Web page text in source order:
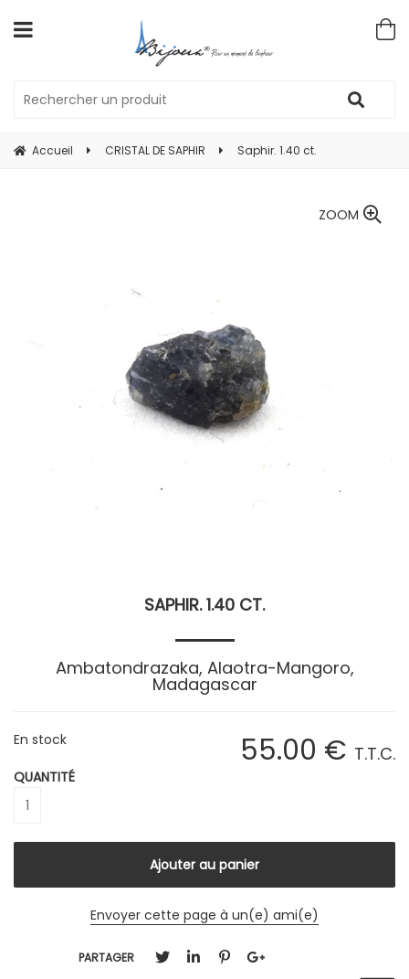
Accueil CRISTAL DE SAPHIR Saphir. 1.40 ct.
ZOOM
SAPHIR. 1.40 CT.
Ambatondrazaka, Alaotra-Mangoro,
Madagascar
55.00 € T.T.C.
En stock
QUANTITÉ
Envoyer cette page à un(e) ami(e)
PARTAGER